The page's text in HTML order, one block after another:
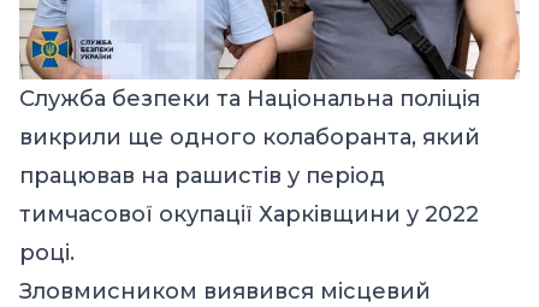
Служба безпеки та Національна поліція
викрили ще одного колаборанта, який
працював на рашистів у період
тимчасової окупації Харківщини у 2022
році.
Зловмисником виявився місцевий